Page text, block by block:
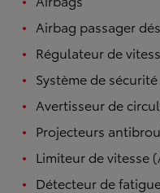
Airbag passager
Régulateur de
Système de
Avertisseur de
Projecteurs
Limiteur de vitesse
Détecteur de